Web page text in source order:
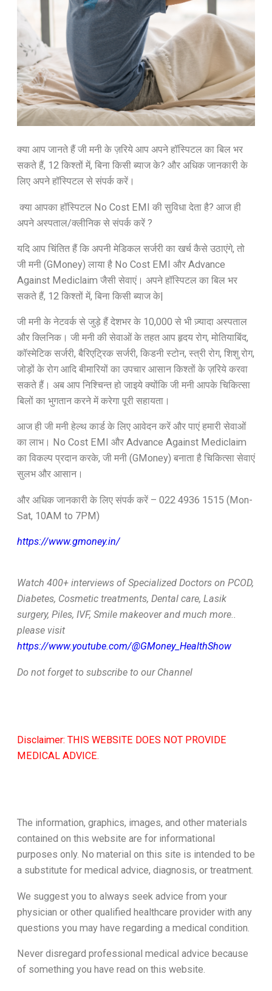
क्या आप जानते हैं जी मनी के ज़रिये आप अपने हॉस्पिटल का बिल भर
सकते हैं, 12 किश्तों में, बिना किसी ब्याज के? और अधिक जानकारी के
लिए अपने हॉस्पिटल से संपर्क करें।
क्या आपका हॉस्पिटल No Cost EMI की सुविधा देता है? आज ही
अपने अस्पताल/क्लीनिक से संपर्क करें ?
यदि आप चिंतित हैं कि अपनी मेडिकल सर्जरी का खर्च कैसे उठाएंगे, तो
जी मनी (GMoney) लाया है No Cost EMI और Advance
Against Mediclaim जैसी सेवाएं। अपने हॉस्पिटल का बिल भर
सकते हैं, 12 किश्तों में, बिना किसी ब्याज के|
जी मनी के नेटवर्क से जुड़े हैं देशभर के 10,000 से भी ज़्यादा अस्पताल
और क्लिनिक। जी मनी की सेवाओं के तहत आप हृदय रोग, मोतियाबिंद,
कॉस्मेटिक सर्जरी, बैरिएट्रिक सर्जरी, किडनी स्टोन, स्त्री रोग, शिशु रोग,
जोड़ों के रोग आदि बीमारियों का उपचार आसान किश्तों के ज़रिये करवा
सकते हैं। अब आप निश्चिन्त हो जाइये क्योंकि जी मनी आपके चिकित्सा
बिलों का भुगतान करने में करेगा पूरी सहायता।
आज ही जी मनी हेल्थ कार्ड के लिए आवेदन करें और पाएं हमारी सेवाओं
का लाभ। No Cost EMI और Advance Against Mediclaim
का विकल्प प्रदान करके, जी मनी (GMoney) बनाता है चिकित्सा सेवाएं
सुलभ और आसान।
और अधिक जानकारी के लिए संपर्क करें – 022 4936 1515 (Mon-
Sat, 10AM to 7PM)
https://www.gmoney.in/
Watch 400+ interviews of Specialized Doctors on PCOD,
Diabetes, Cosmetic treatments, Dental care, Lasik
surgery, Piles, IVF, Smile makeover and much more..
please visit
https://www.youtube.com/@GMoney_HealthShow
Do not forget to subscribe to our Channel
Disclaimer: THIS WEBSITE DOES NOT PROVIDE
MEDICAL ADVICE.
The information, graphics, images, and other materials
contained on this website are for informational
purposes only. No material on this site is intended to be
a substitute for medical advice, diagnosis, or treatment.
We suggest you to always seek advice from your
physician or other qualified healthcare provider with any
questions you may have regarding a medical condition.
Never disregard professional medical advice because
of something you have read on this website.